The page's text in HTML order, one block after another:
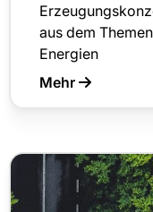
aus dem
Energien
Mehr